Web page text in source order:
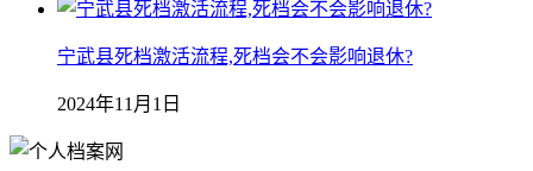
宁武县死档激活流程,死档会不会影响退休?
2024年11月1日